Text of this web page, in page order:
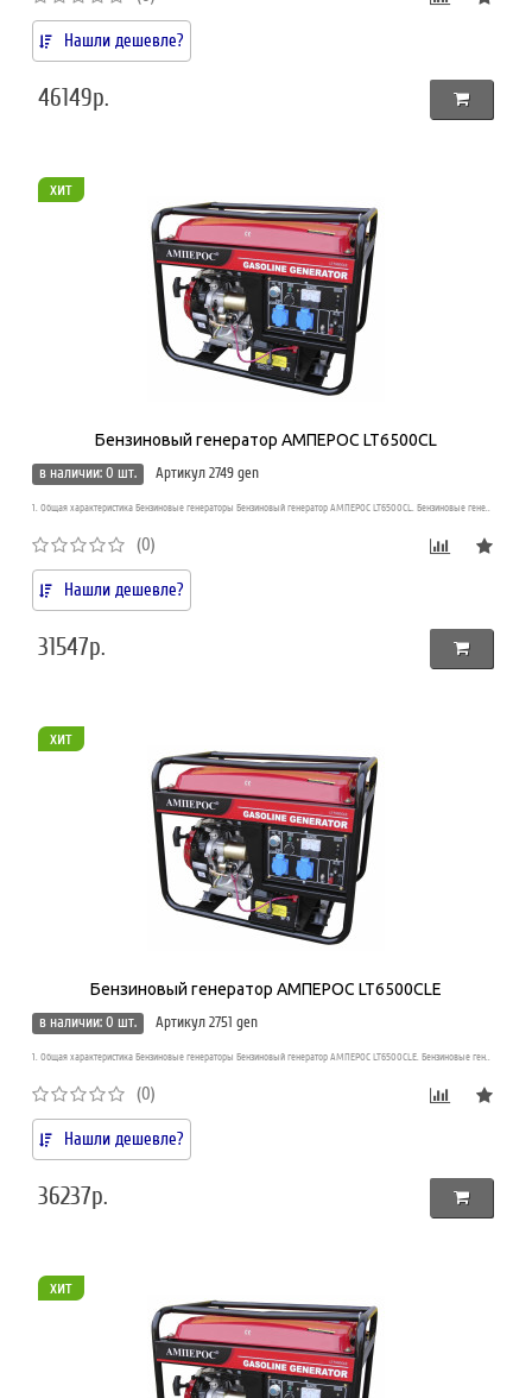
Нашли дешевле?
46149р.
хит
Бензиновый генератор АМПЕРОС LT6500CL
в наличии: 0 шт.
Артикул 2749 gen
1. Общая характеристика Бензиновые генераторы Бензиновый генератор АМПЕРОС LT6500CL. Бензиновые гене..
(0)
Нашли дешевле?
31547р.
хит
Бензиновый генератор АМПЕРОС LT6500CLE
в наличии: 0 шт.
Артикул 2751 gen
1. Общая характеристика Бензиновые генераторы Бензиновый генератор АМПЕРОС LT6500CLE. Бензиновые ген..
(0)
Нашли дешевле?
36237р.
хит